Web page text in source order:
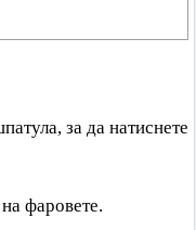
за да натиснете
фаровете.